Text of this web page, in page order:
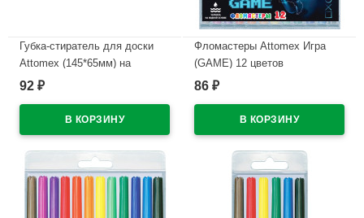
Губка-стиратель для доски
Attomex (145*65мм) на
магните арт.6022302
92 ₽
Фломастеры Attomex Игра
(GAME) 12 цветов
вентилируемый колпачок,
арт.5081619
86 ₽